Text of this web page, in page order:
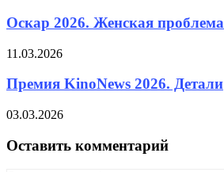
Оскар 2026. Женская проблема
11.03.2026
Премия KinoNews 2026. Детали
03.03.2026
Оставить комментарий